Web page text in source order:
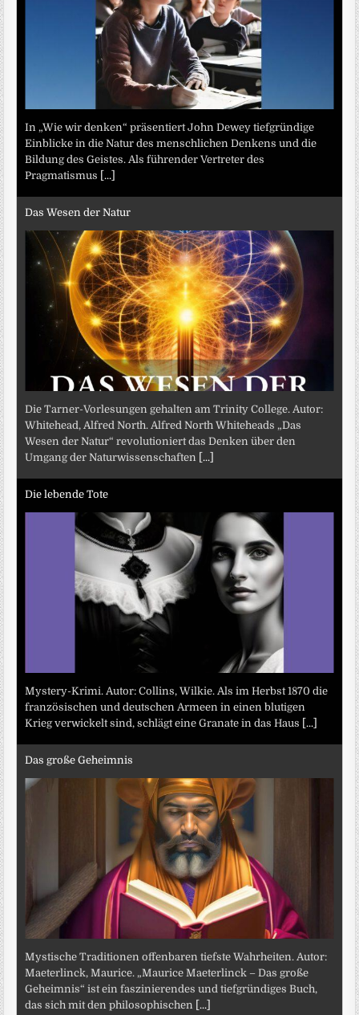
In „Wie wir denken“ präsentiert John Dewey tiefgründige
Einblicke in die Natur des menschlichen Denkens und die
Bildung des Geistes. Als führender Vertreter des
Pragmatismus [...]
Das Wesen der Natur
Die Tarner-Vorlesungen gehalten am Trinity College. Autor:
Whitehead, Alfred North. Alfred North Whiteheads „Das
Wesen der Natur“ revolutioniert das Denken über den
Umgang der Naturwissenschaften [...]
Die lebende Tote
Mystery-Krimi. Autor: Collins, Wilkie. Als im Herbst 1870 die
französischen und deutschen Armeen in einen blutigen
Krieg verwickelt sind, schlägt eine Granate in das Haus [...]
Das große Geheimnis
Mystische Traditionen offenbaren tiefste Wahrheiten. Autor:
Maeterlinck, Maurice. „Maurice Maeterlinck – Das große
Geheimnis“ ist ein faszinierendes und tiefgründiges Buch,
das sich mit den philosophischen [...]